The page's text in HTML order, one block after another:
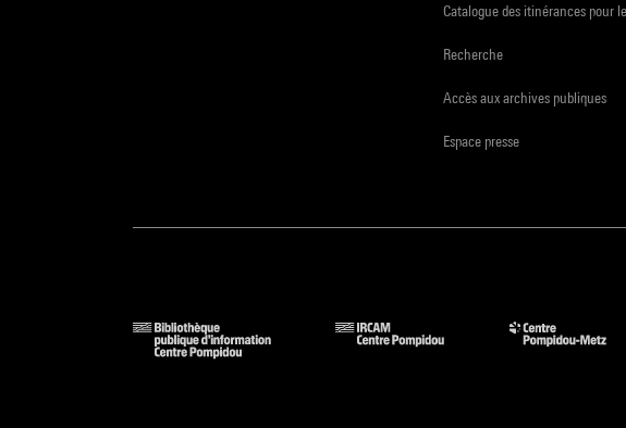
Catalogue des itinérances pour
Recherche
Accès aux archives publiques
Espace presse